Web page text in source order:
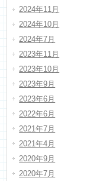
2024年11月
2024年10月
2024年7月
2023年11月
2023年10月
2023年9月
2023年6月
2022年6月
2021年7月
2021年4月
2020年9月
2020年7月